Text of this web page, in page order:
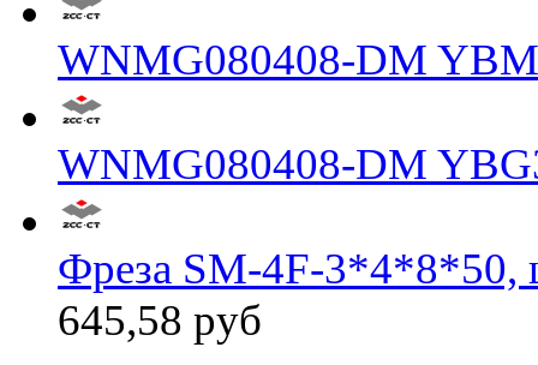
WNMG080408-DM
WNMG080408-DM
Фреза SM-4F-3*4*8*50,
645,58 руб